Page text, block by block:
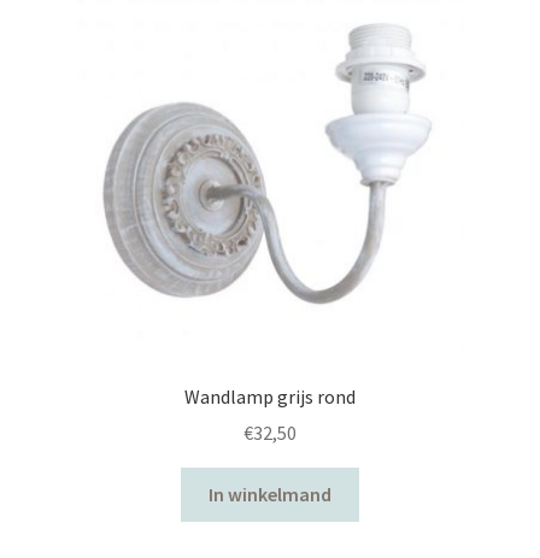
Wandlamp grijs rond
€32,50
In winkelmand